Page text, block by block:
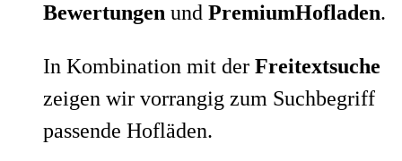
Bewertungen und PremiumHofladen.
In Kombination mit der Freitextsuche
zeigen wir vorrangig zum Suchbegriff
passende Hofläden.